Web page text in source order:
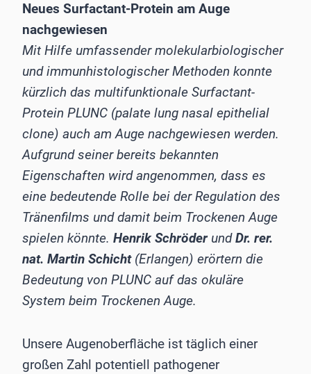
Neues Surfactant-Protein am Auge
nachgewiesen
Mit Hilfe umfassender molekularbiologischer
und immunhistologischer Methoden konnte
kürzlich das multifunktionale Surfactant-
Protein PLUNC (palate lung nasal epithelial
clone) auch am Auge nachgewiesen werden.
Aufgrund seiner bereits bekannten
Eigenschaften wird angenommen, dass es
eine bedeutende Rolle bei der Regulation des
Tränenfilms und damit beim Trockenen Auge
spielen könnte. Henrik SchröderundDr. rer.
nat. Martin Schicht(Erlangen) erörtern die
Bedeutung von PLUNC auf das okuläre
System beim Trockenen Auge.
Unsere Augenoberfläche ist täglich einer
großen Zahl poten­tiell pathogener